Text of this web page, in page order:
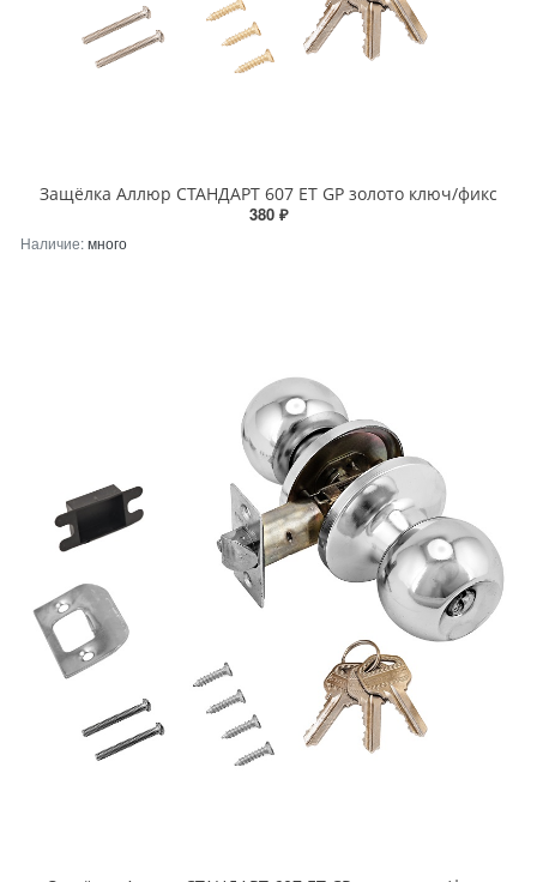
Защёлка Аллюр СТАНДАРТ 607 ET GP золото ключ/фикс
380 ₽
Наличие:много